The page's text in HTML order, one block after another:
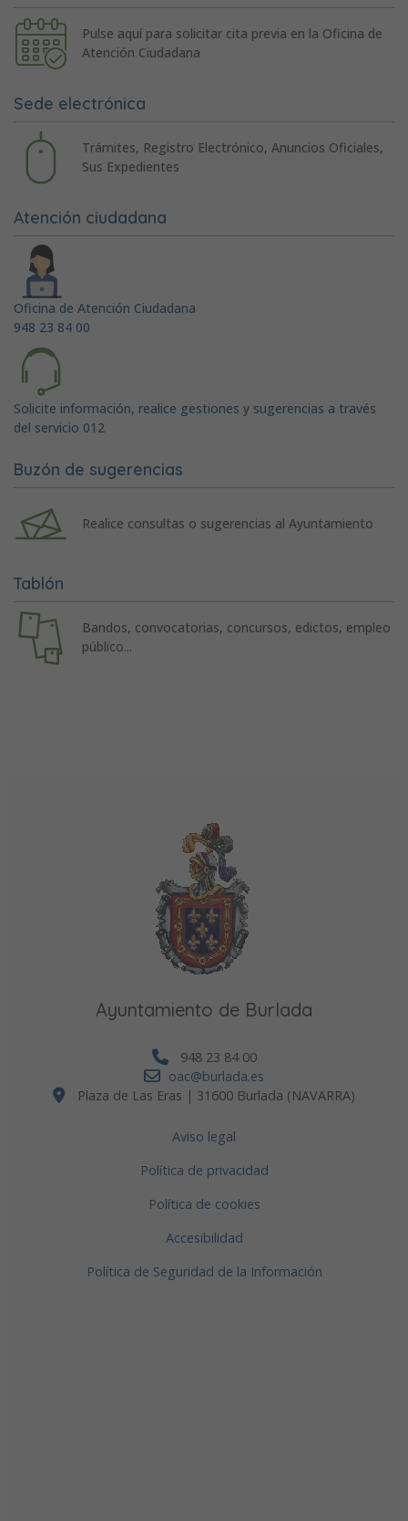
Pulse aquí para solicitar cita previa en la Oficina de
Atención Ciudadana
Sede electrónica
Trámites, Registro Electrónico, Anuncios Oficiales,
Sus Expedientes
Atención ciudadana
Oficina de Atención Ciudadana
948 23 84 00
Solicite información, realice gestiones y sugerencias a través
del servicio 012
Buzón de sugerencias
Realice consultas o sugerencias al Ayuntamiento
Tablón
Bandos, convocatorias, concursos, edictos, empleo
público...
Ayuntamiento de Burlada
948 23 84 00
oac@burlada.es
Plaza de Las Eras | 31600 Burlada (NAVARRA)
Aviso legal
Política de privacidad
Política de cookies
Accesibilidad
Política de Seguridad de la Información